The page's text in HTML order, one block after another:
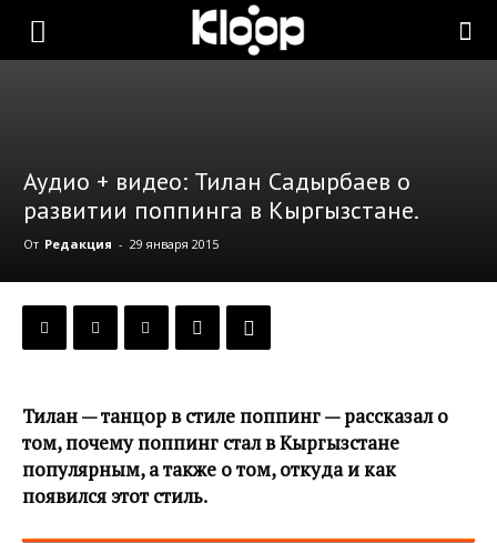
KLOOP.KG
Новости
Кыргызстана
Аудио + видео: Тилан Садырбаев о
развитии поппинга в Кыргызстане.
От Редакция - 29 января 2015
Тилан — танцор в стиле поппинг — рассказал о
том, почему поппинг стал в Кыргызстане
популярным, а также о том, откуда и как
появился этот стиль.